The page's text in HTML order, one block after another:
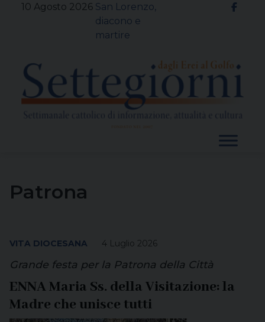
10 Agosto 2026 San Lorenzo,
diacono e
martire
Patrona
4 Luglio 2026
VITA DIOCESANA
Grande festa per la Patrona della Città
ENNA Maria Ss. della Visitazione: la
Madre che unisce tutti